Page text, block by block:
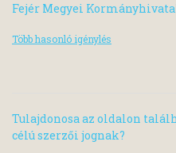
Fejér Megyei
Több hasonló igénylés
Tulajdonosa az oldalon
célú szerzői jognak?